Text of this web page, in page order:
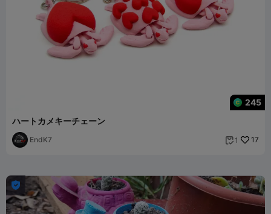
245
ハートカメキーチェーン
EndK7  1 17
